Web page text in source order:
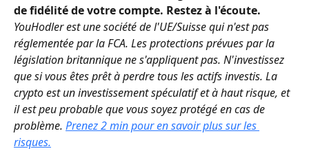
de fidélité de votre compte. Restez à l'écoute.
YouHodler est une société de l'UE/Suisse qui n'est pas
réglementée par la FCA. Les protections prévues par la
législation britannique ne s'appliquent pas. N'investissez
que si vous êtes prêt à perdre tous les actifs investis. La
crypto est un investissement spéculatif et à haut risque, et
il est peu probable que vous soyez protégé en cas de
problème. Prenez 2 min pour en savoir plus sur les
risques.